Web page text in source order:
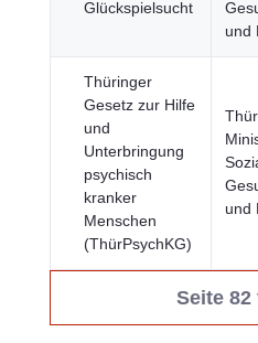
Glückspielsucht
und
Thüringer
Gesetz zur Hilfe
und
Unterbringung
psychisch
kranker
Menschen
(ThürPsychKG)
und
Seite 82